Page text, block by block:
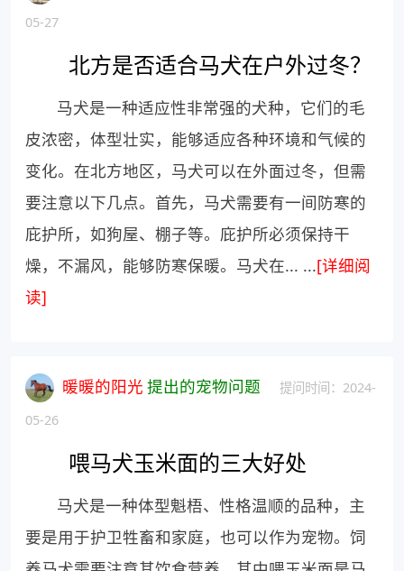
05-27
北方是否适合马犬在户外过冬？
马犬是一种适应性非常强的犬种，它们的毛
皮浓密，体型壮实，能够适应各种环境和气候的
变化。在北方地区，马犬可以在外面过冬，但需
要注意以下几点。首先，马犬需要有一间防寒的
庇护所，如狗屋、棚子等。庇护所必须保持干
燥，不漏风，能够防寒保暖。马犬在... ...[详细阅
读]
暖暖的阳光 提出的宠物问题
提问时间：2024-
05-26
喂马犬玉米面的三大好处
马犬是一种体型魁梧、性格温顺的品种，主
要是用于护卫牲畜和家庭，也可以作为宠物。饲